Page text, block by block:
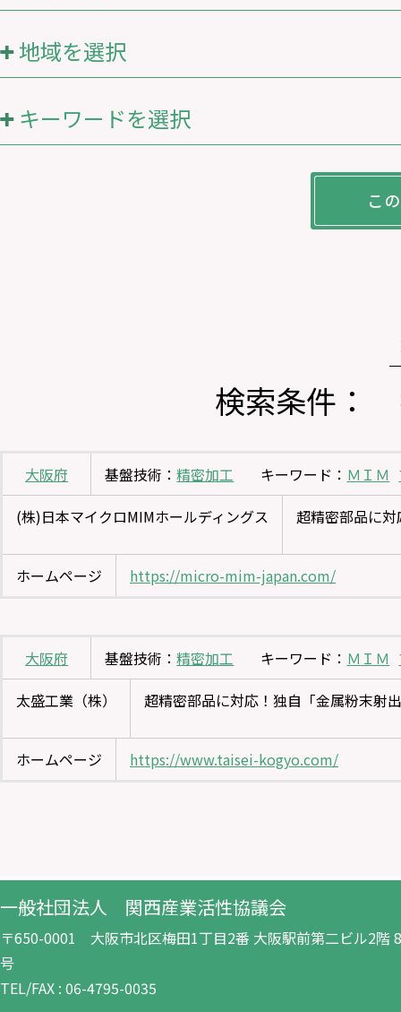
地域を選択
キーワードを選択
検索条件：
大阪府 基盤技術：精密加工 キーワード： ＭＩＭ
(株)日本マイクロMIMホールディングス
超精密部品に
ホームページ https://micro-mim-japan.com/
大阪府 基盤技術：精密加工 キーワード： ＭＩＭ
太盛工業（株）
超精密部品に対応！独自「金属粉末射
ホームページ https://www.taisei-kogyo.com/
一般社団法人 関西産業活性協議会
〒650-0001 大阪市北区梅田1丁目2番 大阪駅前第二ビル2階
号
TEL/FAX : 06-4795-0035